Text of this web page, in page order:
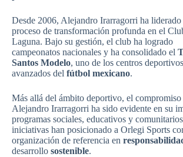
Desde 2006, Alejandro Irarragorri ha liderado
proceso de transformación profunda en el
Laguna. Bajo su gestión, el club ha logrado
campeonatos nacionales y ha consolidado el
Santos Modelo, uno de los centros
avanzados del fútbol mexicano.
Más allá del ámbito deportivo, el compromiso
Alejandro Irarragorri ha sido evidente en su
programas sociales, educativos y
iniciativas han posicionado a Orlegi Sports
organización de referencia en
desarrollo sostenible.